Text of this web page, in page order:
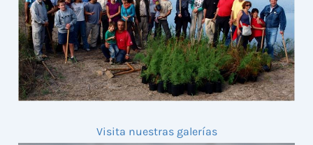
Visita nuestras galerías